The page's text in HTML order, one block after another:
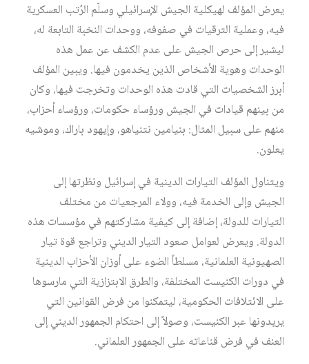
يعرض المؤلف لهيكلية الجيش الإسرائيلي وسلّم الرُتب العسكرية
فيه، وعملية الترقيات في صفوفه، ووحدات النخبة التابعة له،
ليشير إلى حرص الجيش على عدم الكشف عن عمل هذه
الوحدات وهوية الأشخاص الذين يخدمون فيها. ويبين المؤلف
أبرز الشخصيات التي قادت هذه الوحدات وتخرجت فيها، وكان
من بينهم قيادات في الجيش ورؤساء حكومات، ورؤساء أحزاب،
منهم على سبيل المثال: بنيامين نتنياهو، وإيهود باراك، وموشيه
يعلون.
ويتناول المؤلف التيارات الدينية في إسرائيل ونظرتها إلى
الجيش وإلى الخدمة فيه، وولاء المرجعيات من مختلف
التيارات للدولة، إضافة إلى كيفية مشاركتهم في مؤسسات هذه
الدولة. ويعرض لعوامل صعود التيار الديني وتراجع قوة تيار
الصهيونية العلمانية، مسلطاً الضوء على أوزان الأحزاب الدينية
في دورات الكنيست المختلفة، والطرق الابتزازية التي مارسوها
على الائتلافات الحكومية، ليتمكنوا من فرض القوانين التي
يريدونها عبر الكنيست، وصولاً إلى احتكام الجمهور الديني إلى
العنف في فرض قناعاته على الجمهور العلماني.